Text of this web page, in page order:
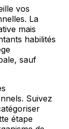
vos
La
mais
habilités
sauf
Suivez
étape